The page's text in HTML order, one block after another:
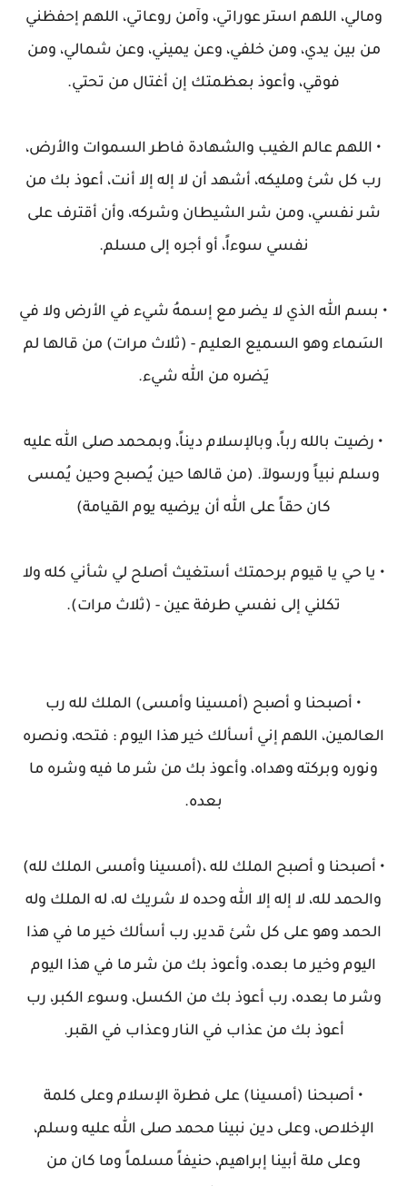
ومالي، اللهم استر عوراتي، وآمن روعاتي، اللهم إحفظني
من بين يدي، ومن خلفي، وعن يميني، وعن شمالي، ومن
فوقي، وأعوذ بعظمتك إن أغتال من تحتي.
• اللهم عالم الغيب والشهادة فاطر السموات والأرض،
رب كل شئ ومليكه، أشهد أن لا إله إلا أنت، أعوذ بك من
شر نفسي، ومن شر الشيطان وشركه، وأن أقترف على
نفسي سوءاً، أو أجره إلى مسلم.
• بسم الله الذي لا يضر مع إسمهُ شيء في الأرض ولا في
السَماء وهو السميع العليم - (ثلاث مرات) من قالها لم
يَضره من الله شيء.
• رضيت بالله رباً، وبالإسلام ديناً، وبمحمد صلى الله عليه
وسلم نبياً ورسولآ. (من قالها حين يُصبح وحين يُمسى
كان حقاً على الله أن يرضيه يوم القيامة)
• يا حي يا قيوم برحمتك أستغيث أصلح لي شأني كله ولا
تكلني إلى نفسي طرفة عين - (ثلاث مرات).
• أصبحنا و أصبح (أمسينا وأمسى) الملك لله رب
العالمين، اللهم إني أسألك خير هذا اليوم : فتحه، ونصره
ونوره وبركته وهداه، وأعوذ بك من شر ما فيه وشره ما
بعده.
• أصبحنا و أصبح الملك لله ،(أمسينا وأمسى الملك لله)
والحمد لله، لا إله إلا الله وحده لا شريك له، له الملك وله
الحمد وهو على كل شئ قدير، رب أسألك خير ما في هذا
اليوم وخير ما بعده، وأعوذ بك من شر ما في هذا اليوم
وشر ما بعده، رب أعوذ بك من الكسل، وسوء الكبر، رب
أعوذ بك من عذاب في النار وعذاب في القبر.
• أصبحنا (أمسينا) على فطرة الإسلام وعلى كلمة
الإخلاص، وعلى دين نبينا محمد صلى الله عليه وسلم،
وعلى ملة أبينا إبراهيم، حنيفاً مسلماً وما كان من